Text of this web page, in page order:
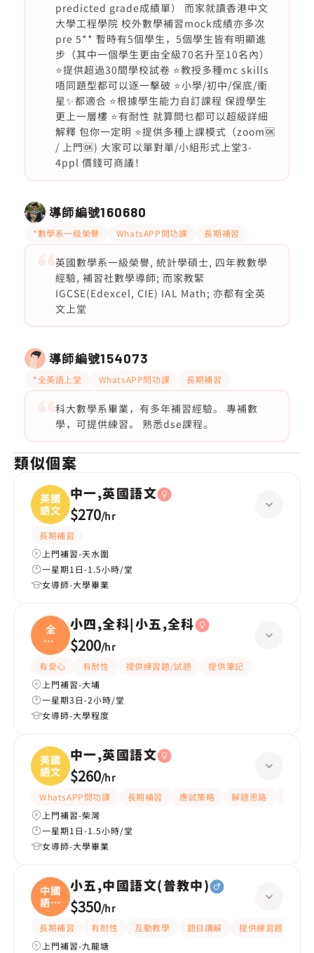
predicted grade成績單） 而家就讀香港中文
大學工程學院 校外數學補習mock成績亦多次
pre 5** 暫時有5個學生，5個學生皆有明顯進
步（其中一個學生更由全級70名升至10名內）
⭐️提供超過30間學校試卷 ⭐️教授多種mc skills
唔同題型都可以逐一擊破 ⭐️小學/初中/保底/衝
星✨都適合 ⭐️根據學生能力自訂課程 保證學生
更上一層樓 ⭐️有耐性 就算問乜都可以超級詳細
解釋 包你一定明 ⭐️提供多種上課模式（zoom🆗
/ 上門🆗) 大家可以單對單/小組形式上堂3-
4ppl 價錢可商議！
導師編號160680
*數學系一級榮譽 WhatsAPP問功課 長期補習
英國數學系一級榮譽, 統計學碩士, 四年教數學
經驗, 補習社數學導師; 而家教緊
IGCSE(Edexcel, CIE) IAL Math; 亦都有全英
文上堂
導師編號154073
*全英語上堂 WhatsAPP問功課 長期補習
科大數學系畢業，有多年補習經驗。 專補數
學，可提供練習。 熟悉dse課程。
類似個案
英國
語文
中一,英國語文
$270/hr
長期補習
上門補習-天水圍
一星期1日-1.5小時/堂
女導師-大學畢業
全
科|
小五
小四,全科|小五,全科
$200/hr
有愛心 有耐性 提供練習題/試題
提供筆記
上門補習-大埔
一星期3日-2小時/堂
女導師-大學程度
英國
語文
中一,英國語文
$260/hr
WhatsAPP問功課 長期補習 應試策略 解題思路
上門補習-柴灣
一星期1日-1.5小時/堂
女導師-大學畢業
中國
語文
(
小五,中國語文(普教中)
$350/hr
長期補習 有耐性 互動教學 題目講解
提供練習題/試題
上門補習-九龍塘